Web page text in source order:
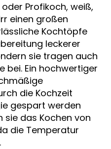
Profikoch, weiß,
einen großen
Kochtöpfe
leckerer
sie tragen auch
bei. Ein hochwertiger
die Kochzeit
gespart werden
sie das Kochen von
die Temperatur